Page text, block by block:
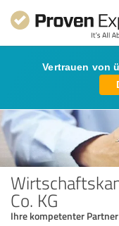
Vertrauen von
Co. KG
Ihre kompetenter